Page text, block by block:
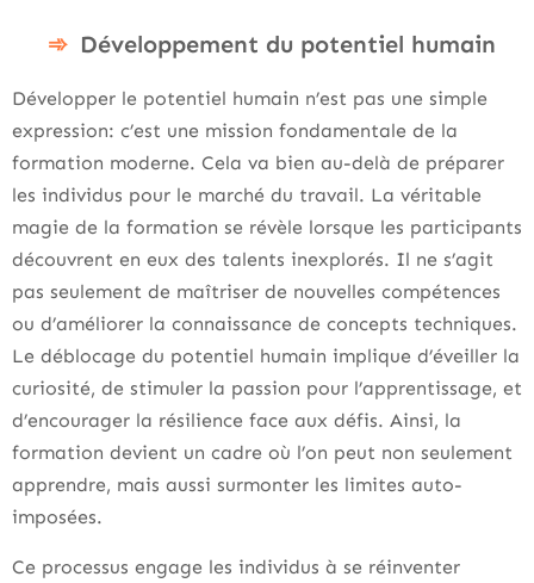
Développement du potentiel humain
Développer le potentiel humain n’est pas une simple
expression: c’est une mission fondamentale de la
formation moderne. Cela va bien au-delà de préparer
les individus pour le marché du travail. La véritable
magie de la formation se révèle lorsque les participants
découvrent en eux des talents inexplorés. Il ne s’agit
pas seulement de maîtriser de nouvelles compétences
ou d’améliorer la connaissance de concepts techniques.
Le déblocage du potentiel humain implique d’éveiller la
curiosité, de stimuler la passion pour l’apprentissage, et
d’encourager la résilience face aux défis. Ainsi, la
formation devient un cadre où l’on peut non seulement
apprendre, mais aussi surmonter les limites auto-
imposées.
Ce processus engage les individus à se réinventer